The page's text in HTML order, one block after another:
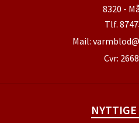
8320 -
Tlf.
Mail:
Cvr: